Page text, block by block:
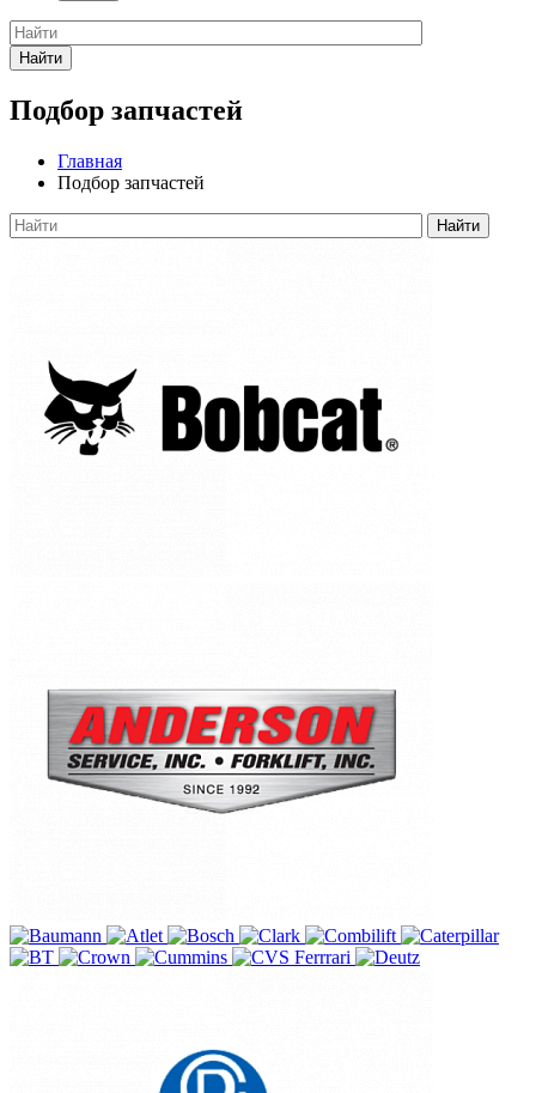
Найти
Подбор запчастей
Главная
Подбор запчастей
Найти